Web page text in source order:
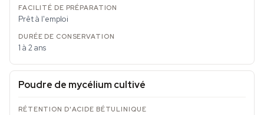
Prêt à l'emploi
1 à 2 ans
Poudre de mycélium cultivé